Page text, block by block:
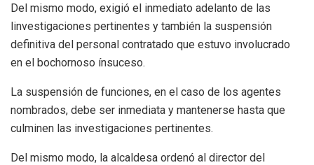
Del mismo modo, exigió el inmediato adelanto de las
linvestigaciones pertinentes y también la suspensión
definitiva del personal contratado que estuvo involucrado
en el bochornoso ínsuceso.
La suspensión de funciones, en el caso de los agentes
nombrados, debe ser inmediata y mantenerse hasta que
culminen las investigaciones pertinentes.
Del mismo modo, la alcaldesa ordenó al director del